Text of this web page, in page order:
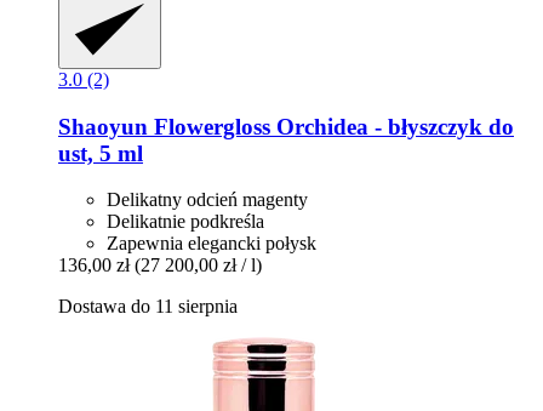
3.0 (2)
Shaoyun Flowergloss Orchidea -​ błyszczyk do
ust, 5 ml
Delikatny odcień magenty
Delikatnie podkreśla
Zapewnia elegancki połysk
136,00 zł (27 200,00 zł / l)
Dostawa do 11 sierpnia